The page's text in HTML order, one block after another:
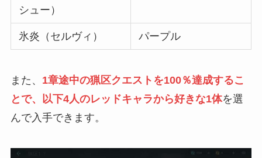
シュー）
氷炎（セルヴィ） パープル
また、 1章途中の猟区クエストを100％達成するこ
とで、
以下4人のレッドキャラから好きな1体を選
んで入手できます。